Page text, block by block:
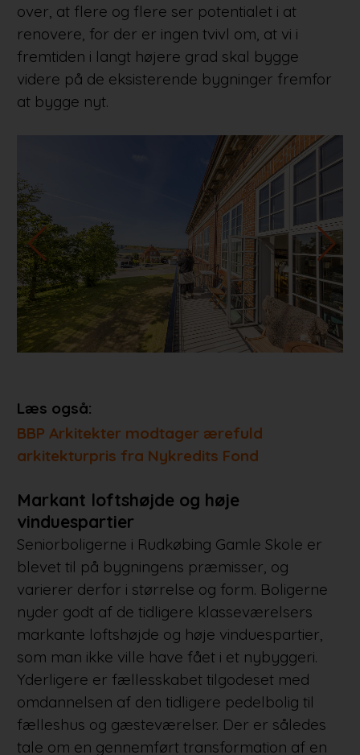
over, at flere og flere ser potentialet i at
renovere, for der er ingen tvivl om, at vi i
fremtiden i langt højere grad skal bygge
videre på de eksisterende bygninger fremfor
at bygge nyt.
Læs også:
BBP Arkitekter modtager ærefuld
arkitekturpris fra Nykredits Fond
Markant loftshøjde og høje
vinduespartier
Seniorboligerne i Rudkøbing Gamle Skole er
blevet til på bygningens præmisser, og
varierer derfor i størrelse og form. Boligerne
nyder godt af de tidligere klasseværelsers
markante loftshøjde og høje vinduespartier,
som man ikke ville have fået i et nybyggeri.
Yderligere er fællesskabet tilgodeset med
omdannelsen af den tidligere pedelbolig til
fælleshus og gæsteværelser. Der er således
tale om en gennemført transformation af en